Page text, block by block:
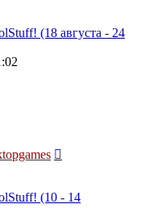
(18 августа - 24
(10 - 14